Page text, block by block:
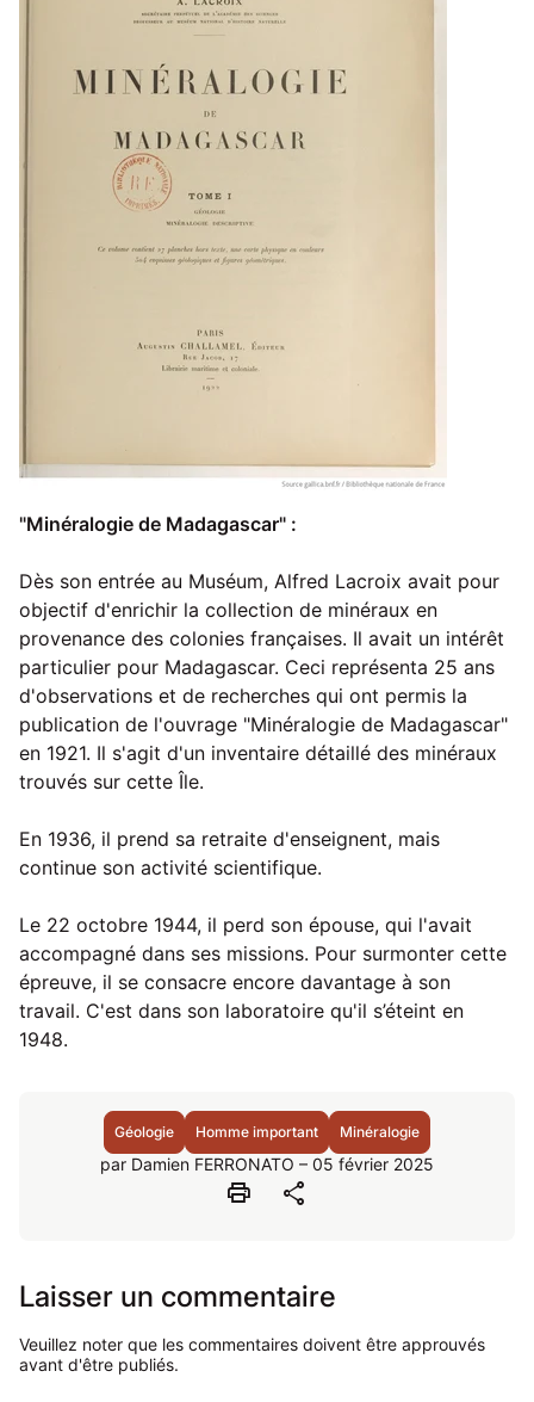
"Minéralogie de Madagascar" :
Dès son entrée au Muséum, Alfred Lacroix avait pour
objectif d'enrichir la collection de minéraux en
provenance des colonies françaises. Il avait un intérêt
particulier pour Madagascar. Ceci représenta 25 ans
d'observations et de recherches qui ont permis la
publication de l'ouvrage "Minéralogie de Madagascar"
en 1921. Il s'agit d'un inventaire détaillé des minéraux
trouvés sur cette Île.
En 1936, il prend sa retraite d'enseignent, mais
continue son activité scientifique.
Le 22 octobre 1944, il perd son épouse, qui l'avait
accompagné dans ses missions. Pour surmonter cette
épreuve, il se consacre encore davantage à son
travail. C'est dans son laboratoire qu'il s’éteint en
1948.
Géologie Homme important Minéralogie
par Damien FERRONATO – 05 février 2025
print share
Laisser un commentaire
Veuillez noter que les commentaires doivent être approuvés
avant d'être publiés.